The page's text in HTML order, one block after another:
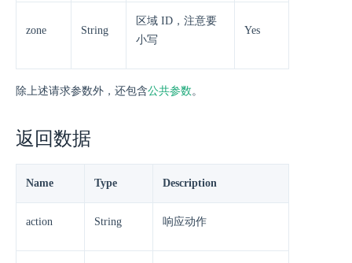
zone String
区域 ID，注意要
小写
Yes
除上述请求参数外，还包含公共参数。
返回数据
Name Type Description
action String 响应动作